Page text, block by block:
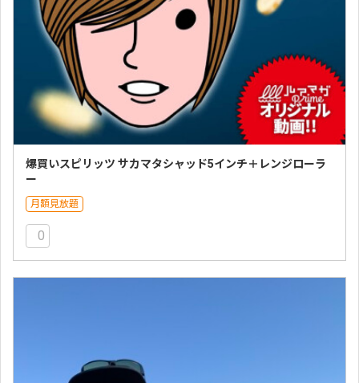
爆買いスピリッツ サカマタシャッド5インチ＋レンジローラ
ー
月額見放題
0